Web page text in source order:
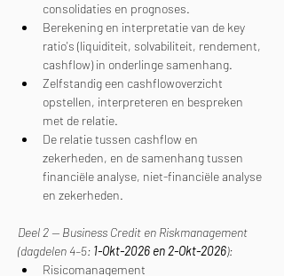
consolidaties en prognoses.
Berekening en interpretatie van de key
ratio's (liquiditeit, solvabiliteit, rendement,
cashflow) in onderlinge samenhang.
Zelfstandig een cashflowoverzicht
opstellen, interpreteren en bespreken
met de relatie.
De relatie tussen cashflow en
zekerheden, en de samenhang tussen
financiële analyse, niet-financiële analyse
en zekerheden.
Deel 2 — Business Credit en Riskmanagement
(dagdelen 4–5: 1-Okt-2026 en 2-Okt-2026):
Risicomanagement